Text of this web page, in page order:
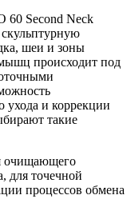
60 Second Neck
шеи и зоны
происходит под
ухода и коррекции
такие
очищающего
для точечной
процессов обмена